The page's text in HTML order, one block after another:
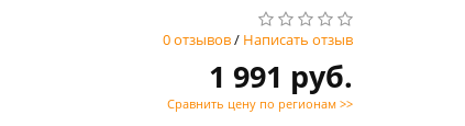
0 отзывов/ Написать отзыв
1 991 руб.
Сравнить цену по регионам >>